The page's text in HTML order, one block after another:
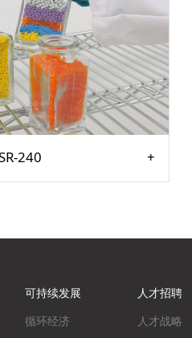
240
可持续发展
循环经济
人才招聘
人才战略